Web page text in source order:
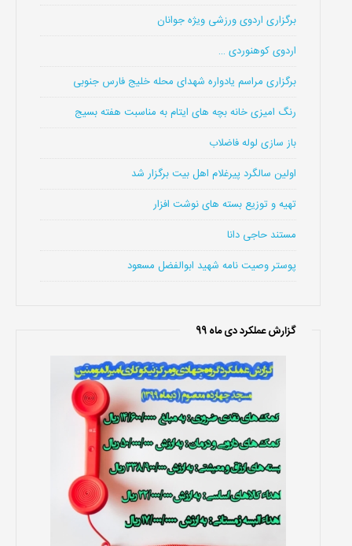
برگزاری اردوی ورزشی ویژه جوانان
اردوی کوهنوردی …
برگزاری مراسم یادواره شهدای محله خلیج فارس جنوبی
رنگ امیزی خانه بچه های ایتام به مناسبت هفته بسیج
باز سازی لوله فاضلاب
اولین سالگرد پیرغلام اهل بیت برگزار شد
تهیه و توزیع بسته های نوشت افزار
مستند حاجی دانا
پوستر وصیت نامه شهید ابوالفضل مسعود
گزارش عملکرد دی ماه 99